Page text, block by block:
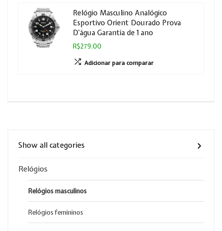
Relógio Masculino Analógico
Esportivo Orient Dourado Prova
D’água Garantia de 1 ano
R$279.00
Adicionar para comparar
Show all categories
Relógios
Relógios masculinos
Relógios femininos